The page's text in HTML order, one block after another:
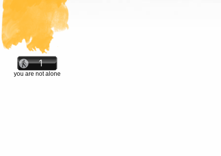
you are not alone